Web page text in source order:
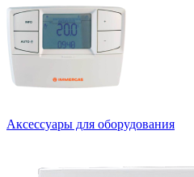
Аксессуары для оборудования